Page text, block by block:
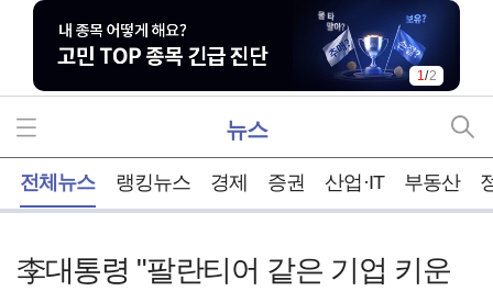
1/2
뉴스
전체뉴스 랭킹뉴스 경제 증권 산업·IT 부동산
李대통령 "팔란티어 같은 기업 키운